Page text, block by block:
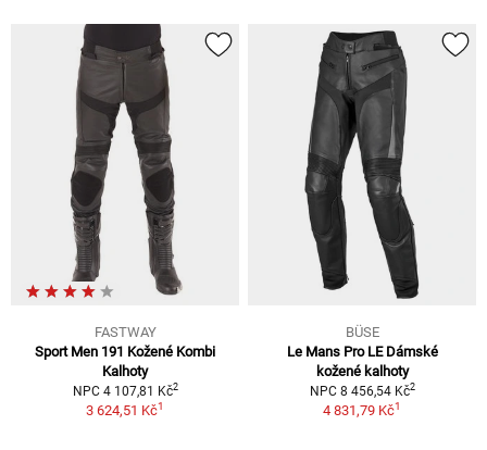
FASTWAY
Sport Men 191 Kožené Kombi
Kalhoty
NPC 4 107,81 Kč2
3 624,51 Kč1
BÜSE
Le Mans Pro LE Dámské
kožené kalhoty
NPC 8 456,54 Kč2
4 831,79 Kč1